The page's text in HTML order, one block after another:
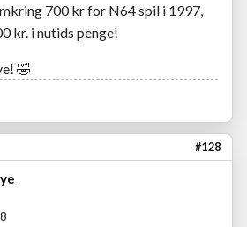
700 kr for N64 spil i 1997,
kr. i nutids penge!
🤣
#128